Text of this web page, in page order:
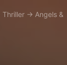
Thriller → Angels &